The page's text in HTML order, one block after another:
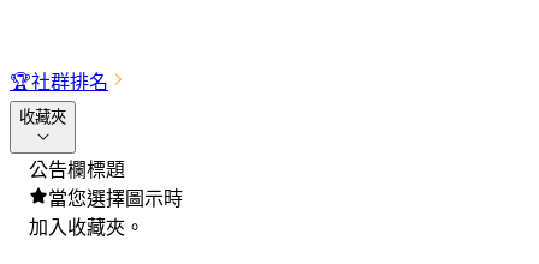
🏆社群排名
收藏夾
公告欄標題
當您選擇圖示時
加入收藏夾。